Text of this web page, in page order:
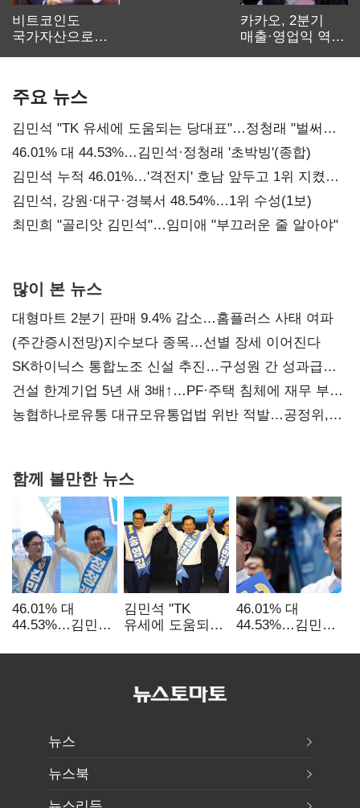
비트코인도
국가자산으로…'
카카오, 2분기
매출·영업익 역대
주요 뉴스
김민석 "TK 유세에 도움되는 당대표"…정청래 "벌써
대표된 양 당직 배분"
46.01% 대 44.53%…김민석·정청래 '초박빙'(종합)
김민석 누적 46.01%…'격전지' 호남 앞두고 1위 지켰다
(2보)
김민석, 강원·대구·경북서 48.54%…1위 수성(1보)
최민희 "골리앗 김민석"…임미애 "부끄러운 줄 알아야"
많이 본 뉴스
대형마트 2분기 판매 9.4% 감소…홈플러스 사태 여파
(주간증시전망)지수보다 종목…선별 장세 이어진다
SK하이닉스 통합노조 신설 추진…구성원 간 성과급
불만 확산
건설 한계기업 5년 새 3배↑…PF·주택 침체에 재무 부담
확대
농협하나로유통 대규모유통업법 위반 적발…공정위,
함께 볼만한 뉴스
46.01% 대
44.53%…김민석·
'초박빙'(종합
김민석 "TK
유세에 도움되는
"벌써 대표된 양
46.01% 대
44.53%…김민석·
'초박빙'(종합)
뉴스
뉴스북